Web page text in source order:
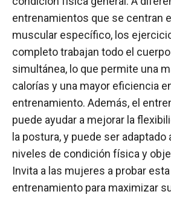
entrenamientos que se centran
muscular específico, los
completo trabajan todo el
simultánea, lo que permite una
calorías y una mayor eficiencia
entrenamiento. Además, el
puede ayudar a mejorar la
la postura, y puede ser
niveles de condición física y
Invita a las mujeres a probar
entrenamiento para maximizar